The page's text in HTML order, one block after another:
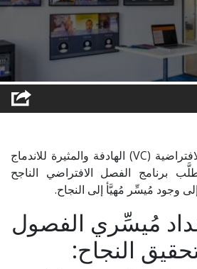
لا تحدث تجربة الفصل الافتراضية (VC) الهادفة والمثيرة للاندماج
برنامج الفصل الافتراضي الناجح
وجود مُيسِّر مُهيَّأ إلى النجاح.
مُيسِّري الفصول
النجاح: